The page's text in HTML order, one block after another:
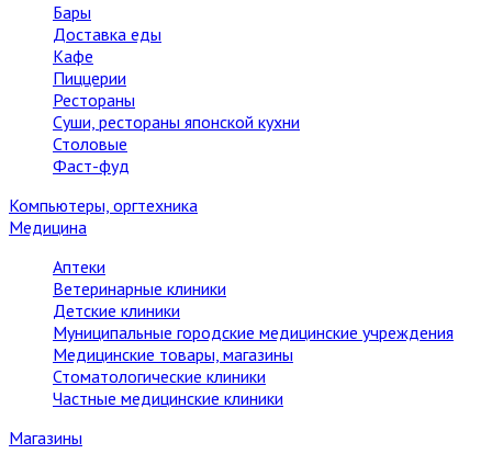
Бары
Доставка еды
Кафе
Пиццерии
Рестораны
Суши, рестораны японской кухни
Столовые
Фаст-фуд
Компьютеры, оргтехника
Медицина
Аптеки
Ветеринарные клиники
Детские клиники
Муниципальные городские медицинские учреждения
Медицинские товары, магазины
Стоматологические клиники
Частные медицинские клиники
Магазины